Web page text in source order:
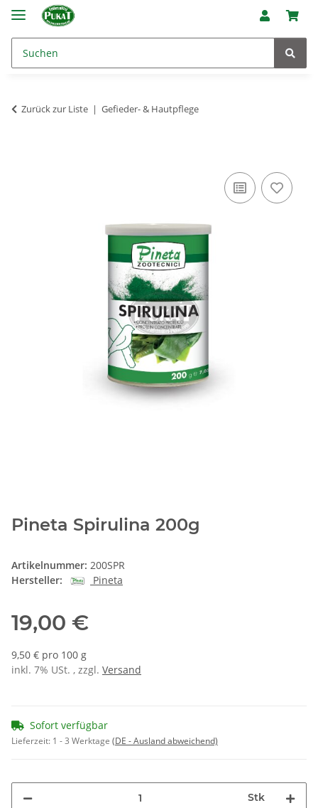
Zurück zur Liste Gefieder- & Hautpflege
Pineta Spirulina 200g
Artikelnummer: 200SPR
Hersteller:
Pineta
19,00 €
9,50 € pro 100 g
inkl. 7% USt. , zzgl. Versand
Sofort verfügbar
Lieferzeit: 1 - 3 Werktage (DE - Ausland abweichend)
Stk